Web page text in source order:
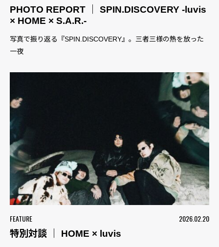
PHOTO REPORT ｜ SPIN.DISCOVERY -luvis
× HOME × S.A.R.-
写真で振り返る『SPIN.DISCOVERY』。三者三様の熱を放った
一夜
FEATURE
2026.02.20
特別対談 ｜ HOME × luvis